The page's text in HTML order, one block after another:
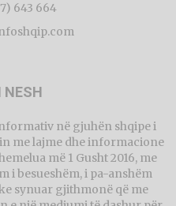
643 664
NESH
në gjuhën shqipe i
me lajme dhe informacione
më 1 Gusht 2016, me
i besueshëm, i pa-anshëm
synuar gjithmonë që me